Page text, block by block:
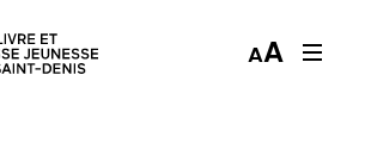
AA